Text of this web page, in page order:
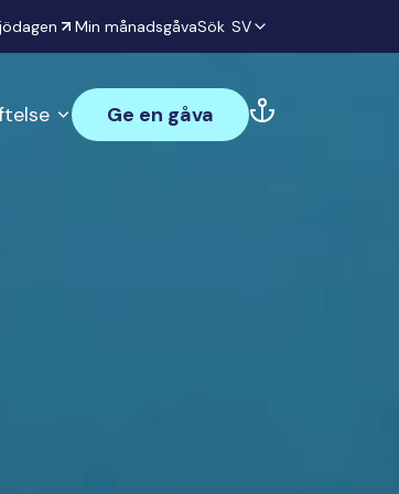
Min månadsgåvaSök SV
Ge en gåva